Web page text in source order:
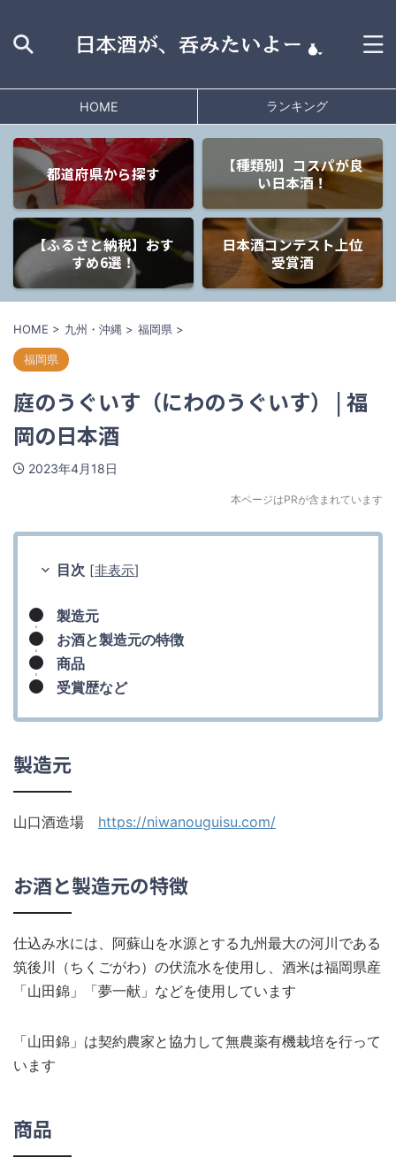
HOME ランキング
都道府県から探す
【種類別】コスパが良
い日本酒！
【ふるさと納税】おす
すめ6選！
日本酒コンテスト上位
受賞酒
HOME > 九州・沖縄 > 福岡県 >
福岡県
庭のうぐいす（にわのうぐいす） | 福
岡の日本酒
2023年4月18日
本ページはPRが含まれています
目次 [非表示]
製造元
お酒と製造元の特徴
商品
受賞歴など
製造元
山口酒造場 https://niwanouguisu.com/
お酒と製造元の特徴
仕込み水には、阿蘇山を水源とする九州最大の河川である
筑後川（ちくごがわ）の伏流水を使用し、酒米は福岡県産
「山田錦」「夢一献」などを使用しています
「山田錦」は契約農家と協力して無農薬有機栽培を行って
います
商品